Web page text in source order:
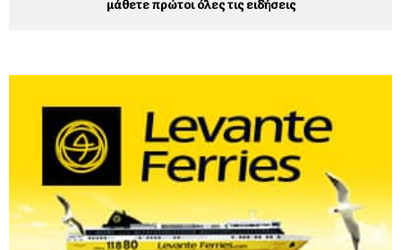
μάθετε πρώτοι όλες τις ειδήσεις